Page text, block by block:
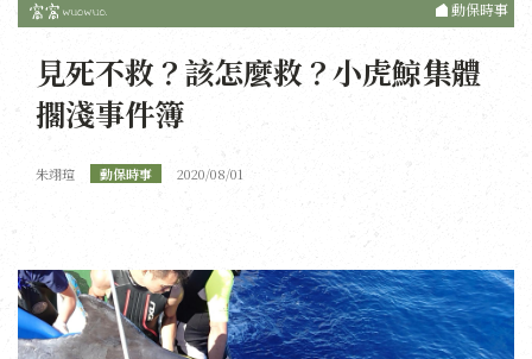
動保時事
見死不救？該怎麼救？小虎鯨集體
擱淺事件簿
朱翊瑄 動保時事 2020/08/01